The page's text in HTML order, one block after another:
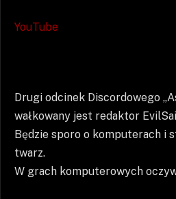
YouTube
Drugi odcinek Discordowego
wałkowany jest redaktor
Będzie sporo o komputerach i
twarz.
W grach komputerowych